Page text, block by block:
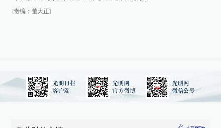
[责编：董大正]